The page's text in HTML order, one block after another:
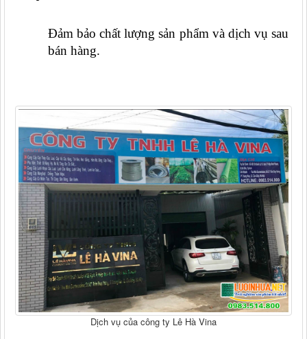
Đảm bảo chất lượng sản phẩm và dịch vụ sau
bán hàng.
Dịch vụ của công ty Lê Hà Vina